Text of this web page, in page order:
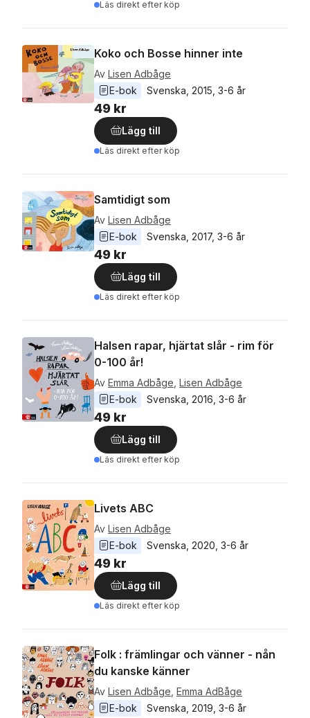
Läs direkt efter köp
Koko och Bosse hinner inte
Av Lisen Adbåge
E-bok
Svenska 2015 3-6 år
49 kr
Lägg till
Läs direkt efter köp
Samtidigt som
Av Lisen Adbåge
E-bok
Svenska 2017, 3-6 år
49 kr
Lägg till
Läs direkt efter köp
Halsen rapar, hjärtat slår - rim för
0-100 år!
Av Emma Adbåge Lisen Adbåge
E-bok
Svenska 2016 3-6 år
49 kr
Lägg till
Läs direkt efter köp
Livets ABC
Av Lisen Adbåge
E-bok
Svenska 2020 3-6 år
49 kr
Lägg till
Läs direkt efter köp
Folk : främlingar och vänner - nån
du kanske känner
Av Lisen Adbåge Emma AdBåge
E-bok
Svenska 2019 3-6 år